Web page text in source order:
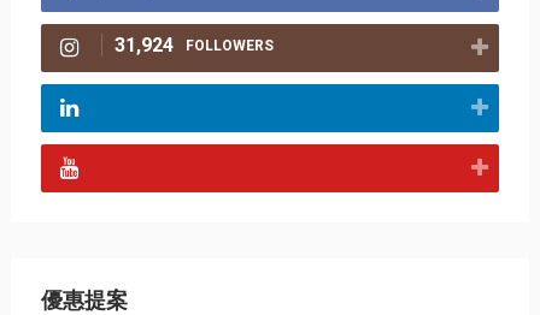
31,924 FOLLOWERS
優惠提案